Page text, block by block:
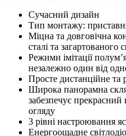
Сучасний дизайн
Тип монтажу:
Міцна та довговічна
сталі та загартованого
Режими імітації
незалежно один від
Просте дистанційне та
Широка панорамна
забезпечує прекрасний
огляду
3 рівні настроювання
Енергоощадне